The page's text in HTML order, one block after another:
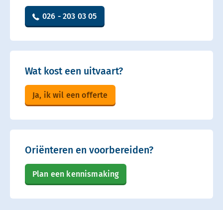
026 - 203 03 05
Wat kost een uitvaart?
Ja, ik wil een offerte
Oriënteren en voorbereiden?
Plan een kennismaking